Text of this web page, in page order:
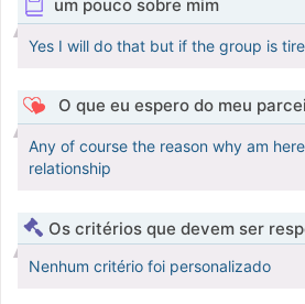
um pouco sobre mim
Yes I will do that but if the group is
O que eu espero do meu
Any of course the reason why am
relationship
Os critérios que devem ser
Nenhum critério foi personalizado